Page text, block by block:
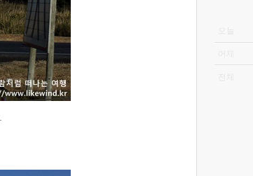
오늘
어제
전체